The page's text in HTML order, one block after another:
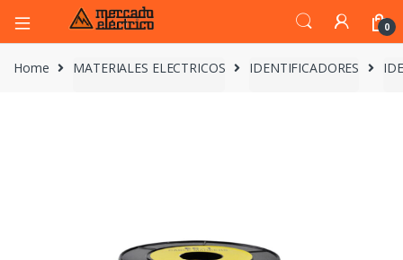
0
Home MATERIALES ELECTRICOS IDENTIFICADORES